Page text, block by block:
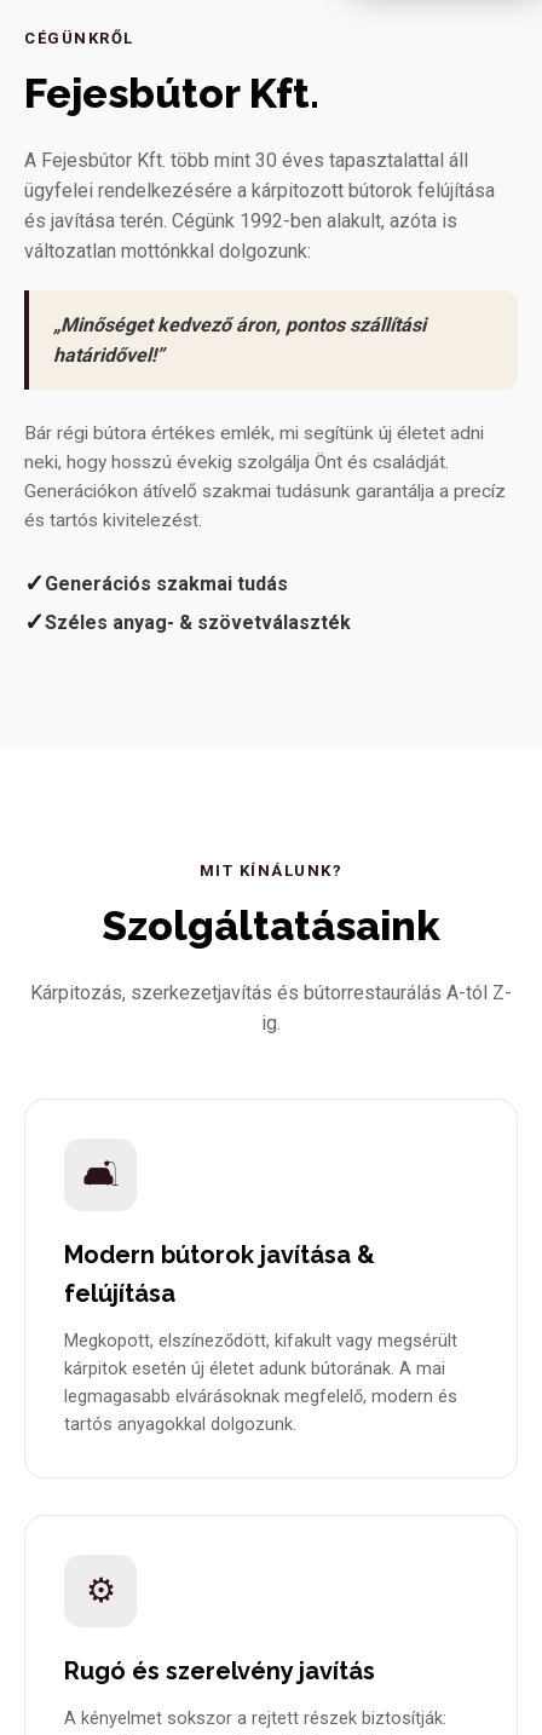
CÉGÜNKRŐL
Fejesbútor Kft.
A Fejesbútor Kft. több mint 30 éves tapasztalattal áll
ügyfelei rendelkezésére a kárpitozott bútorok felújítása
és javítása terén. Cégünk 1992-ben alakult, azóta is
változatlan mottónkkal dolgozunk:
„Minőséget kedvező áron, pontos szállítási
határidővel!”
Bár régi bútora értékes emlék, mi segítünk új életet adni
neki, hogy hosszú évekig szolgálja Önt és családját.
Generációkon átívelő szakmai tudásunk garantálja a precíz
és tartós kivitelezést.
✓ Generációs szakmai tudás
✓Széles anyag- & szövetválaszték
MIT KÍNÁLUNK?
Szolgáltatásaink
Kárpitozás, szerkezetjavítás és bútorrestaurálás A-tól Z-
ig.
🛋️
Modern bútorok javítása &
felújítása
Megkopott, elszíneződött, kifakult vagy megsérült
kárpitok esetén új életet adunk bútorának. A mai
legmagasabb elvárásoknak megfelelő, modern és
tartós anyagokkal dolgozunk.
⚙️
Rugó és szerelvény javítás
A kényelmet sokszor a rejtett részek biztosítják: